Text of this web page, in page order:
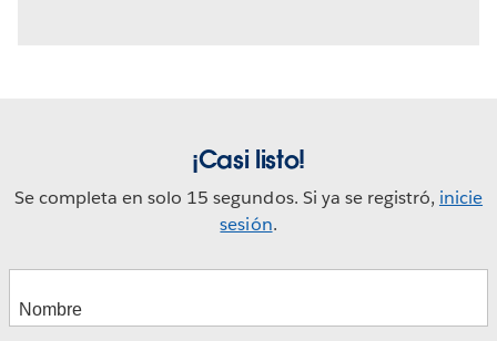
¡Casi listo!
Se completa en solo 15 segundos. Si ya se registró, inicie
sesión.